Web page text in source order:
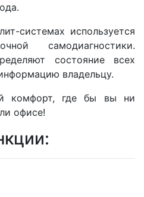
системах используется
самодиагностики.
состояние всех
владельцу.
комфорт, где бы вы ни
офисе!